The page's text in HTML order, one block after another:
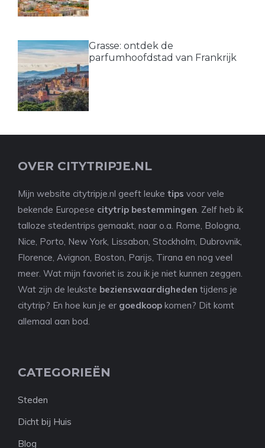
Grasse: ontdek de
parfumhoofdstad van Frankrijk
OVER CITYTRIPJE.NL
Mijn website citytripje.nl geeft leuke tips voor vele
bekende Europese citytrip bestemmingen. Zelf heb ik
talloze stedentrips gemaakt, naar o.a. Rome, Bologna,
Nice, Porto, New York, Lissabon, Stockholm, Dubrovnik,
Florence, Avignon, Boston, Parijs, Tirana en nog veel
meer. Wat mijn favoriet is zou ik je niet kunnen zeggen.
Wat zijn de leukste bezienswaardigheden tijdens je
citytrip? En hoe kun je er goedkoop komen? Dit komt
allemaal aan bod.
CATEGORIEËN
Steden
Dicht bij Huis
Blog